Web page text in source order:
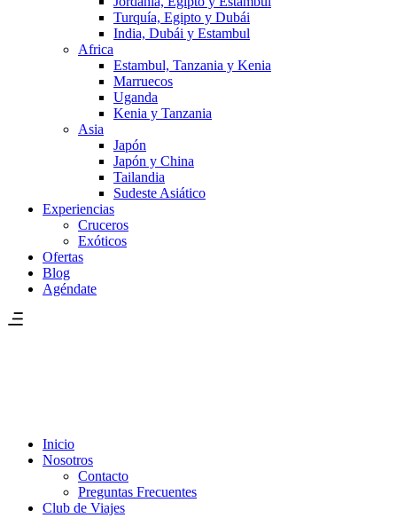
Turquía, Egipto y Dubái
India, Dubái y Estambul
Africa
Estambul, Tanzania y Kenia
Marruecos
Uganda
Kenia y Tanzania
Asia
Japón
Japón y China
Tailandia
Sudeste Asiático
Experiencias
Cruceros
Exóticos
Ofertas
Blog
Agéndate
Inicio
Nosotros
Contacto
Preguntas Frecuentes
Club de Viajes